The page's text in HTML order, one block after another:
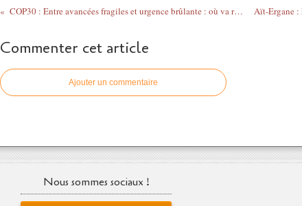
COP30 : Entre avancées fragiles et urgence brûlante : où va réellement le climat ?
Commenter cet article
Ajouter un commentaire
Nous sommes sociaux !